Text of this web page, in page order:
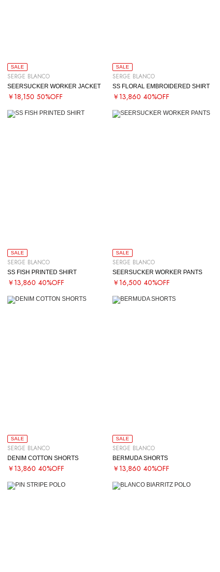
SALE
SERGE BLANCO
SEERSUCKER WORKER JACKET
￥18,150 50%OFF
SALE
SERGE BLANCO
SS FLORAL EMBROIDERED SHIRT
￥13,860 40%OFF
SALE
SERGE BLANCO
SS FISH PRINTED SHIRT
￥13,860 40%OFF
SALE
SERGE BLANCO
SEERSUCKER WORKER PANTS
￥16,500 40%OFF
SALE
SERGE BLANCO
DENIM COTTON SHORTS
￥13,860 40%OFF
SALE
SERGE BLANCO
BERMUDA SHORTS
￥13,860 40%OFF